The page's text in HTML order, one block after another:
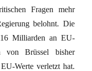
Fragen mehr
belohnt. Die
Milliarden an EU-
von Brüssel bisher
Werte verletzt hat.